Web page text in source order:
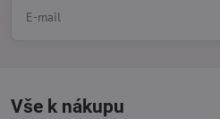
Vše k nákupu